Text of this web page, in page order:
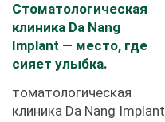
Стоматологическая
клиника Da Nang
Implant — место, где
сияет улыбка.
томатологическая
клиника Da Nang Implant